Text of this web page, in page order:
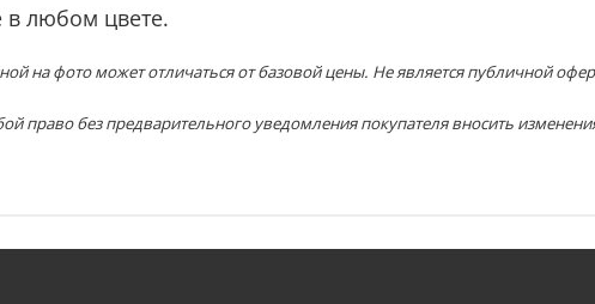
любом цвете.
на фото может отличаться от базовой цены. Не является публичной
право без предварительного уведомления покупателя вносить